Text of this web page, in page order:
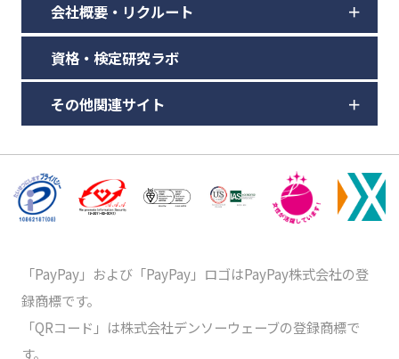
会社概要・リクルート
資格・検定研究ラボ
その他関連サイト
「PayPay」および「PayPay」ロゴはPayPay株式会社の登
録商標です。
「QRコード」は株式会社デンソーウェーブの登録商標で
す。